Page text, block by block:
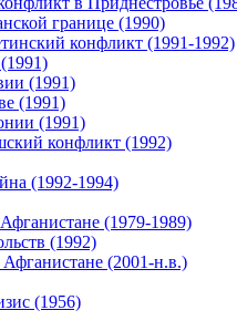
границе (1990)
конфликт (1991-1992)
(1991)
(1991)
(1991)
конфликт (1992)
(1992-1994)
(1979-1989)
(1992)
(2001-н.в.)
(1956)